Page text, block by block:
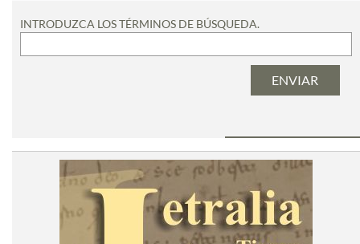
INTRODUZCA LOS TÉRMINOS DE BÚSQUEDA.